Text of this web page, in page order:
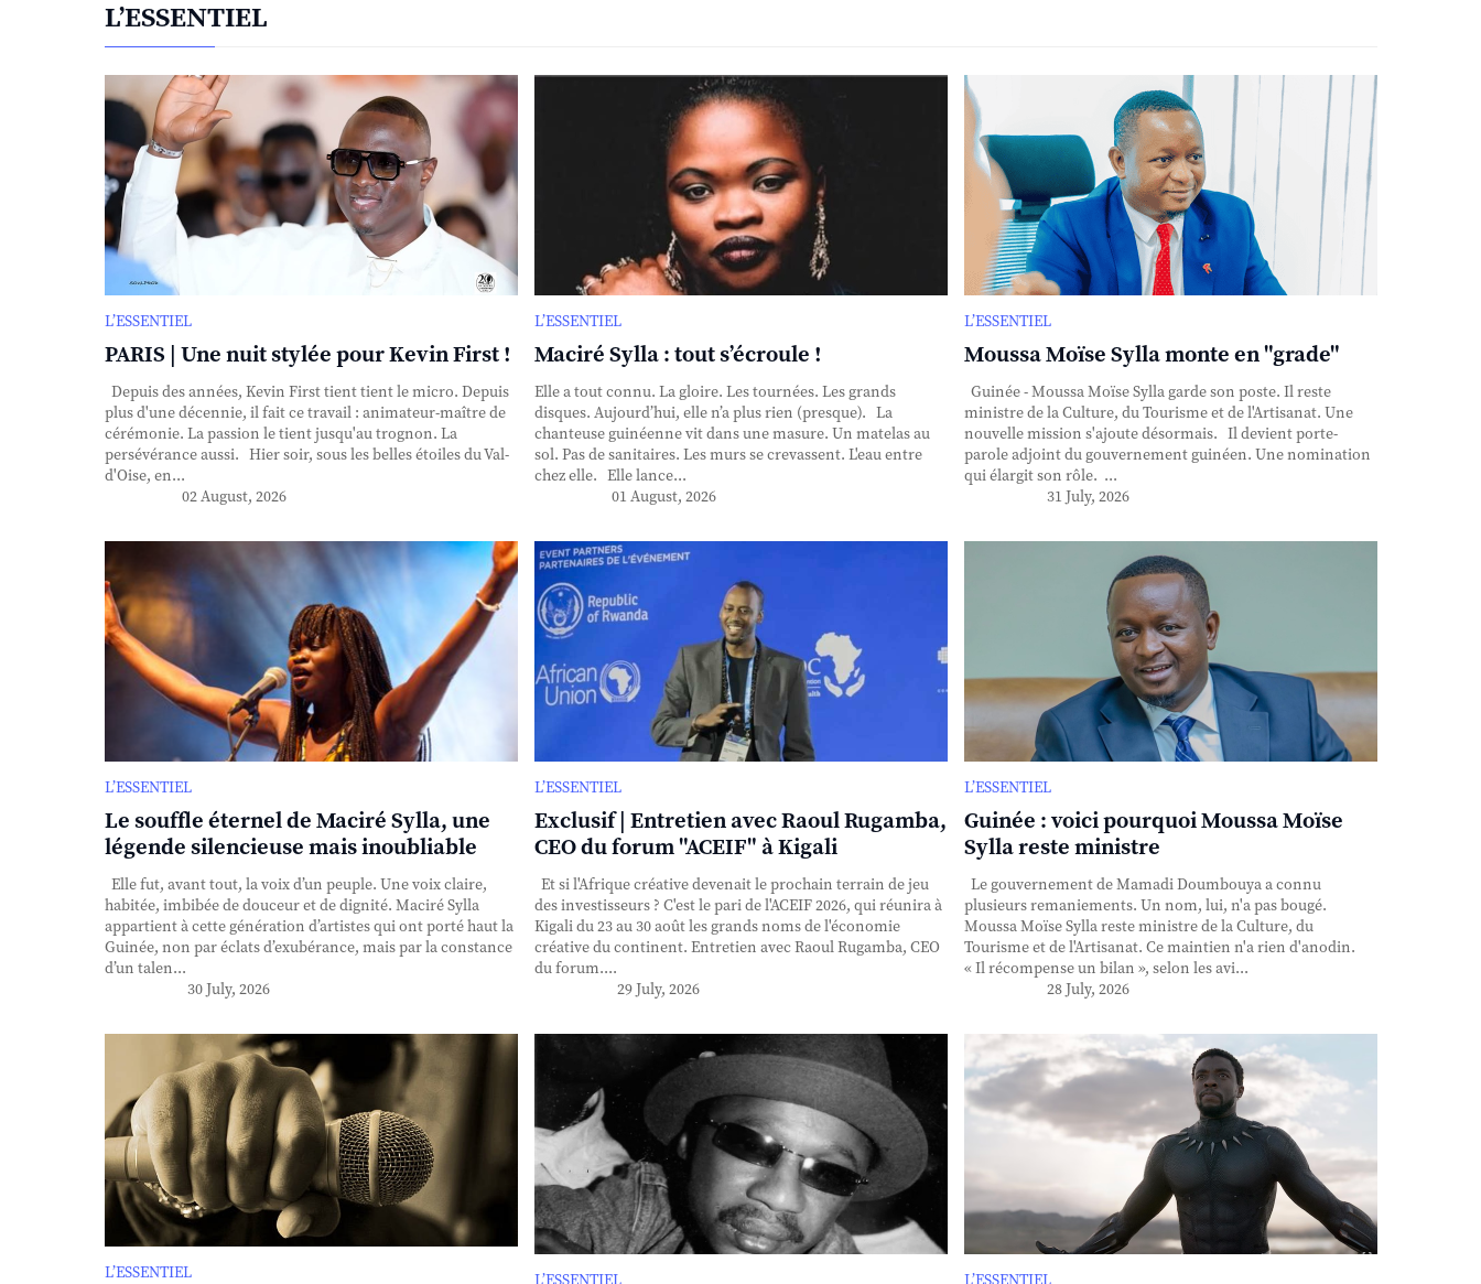
L’ESSENTIEL
L’ESSENTIEL
PARIS | Une nuit stylée pour Kevin First !
Depuis des années, Kevin First tient tient le micro. Depuis
plus d'une décennie, il fait ce travail : animateur-maître de
cérémonie. La passion le tient jusqu'au trognon. La
persévérance aussi. Hier soir, sous les belles étoiles du Val-
d'Oise, en...
02 August, 2026
L’ESSENTIEL
Maciré Sylla : tout s’écroule !
Elle a tout connu. La gloire. Les tournées. Les grands
disques. Aujourd’hui, elle n’a plus rien (presque). La
chanteuse guinéenne vit dans une masure. Un matelas au
sol. Pas de sanitaires. Les murs se crevassent. L'eau entre
chez elle. Elle lance...
01 August, 2026
L’ESSENTIEL
Moussa Moïse Sylla monte en "grade"
Guinée - Moussa Moïse Sylla garde son poste. Il reste
ministre de la Culture, du Tourisme et de l'Artisanat. Une
nouvelle mission s'ajoute désormais. Il devient porte-
parole adjoint du gouvernement guinéen. Une nomination
qui élargit son rôle. ...
31 July, 2026
L’ESSENTIEL
Le souffle éternel de Maciré Sylla, une
légende silencieuse mais inoubliable
Elle fut, avant tout, la voix d’un peuple. Une voix claire,
habitée, imbibée de douceur et de dignité. Maciré Sylla
appartient à cette génération d’artistes qui ont porté haut la
Guinée, non par éclats d’exubérance, mais par la constance
d’un talen...
30 July, 2026
L’ESSENTIEL
Exclusif | Entretien avec Raoul Rugamba,
CEO du forum "ACEIF" à Kigali
Et si l'Afrique créative devenait le prochain terrain de jeu
des investisseurs ? C'est le pari de l'ACEIF 2026, qui réunira à
Kigali du 23 au 30 août les grands noms de l'économie
créative du continent. Entretien avec Raoul Rugamba, CEO
du forum....
29 July, 2026
L’ESSENTIEL
Guinée : voici pourquoi Moussa Moïse
Sylla reste ministre
Le gouvernement de Mamadi Doumbouya a connu
plusieurs remaniements. Un nom, lui, n'a pas bougé.
Moussa Moïse Sylla reste ministre de la Culture, du
Tourisme et de l'Artisanat. Ce maintien n'a rien d'anodin.
« Il récompense un bilan », selon les avi...
28 July, 2026
L’ESSENTIEL